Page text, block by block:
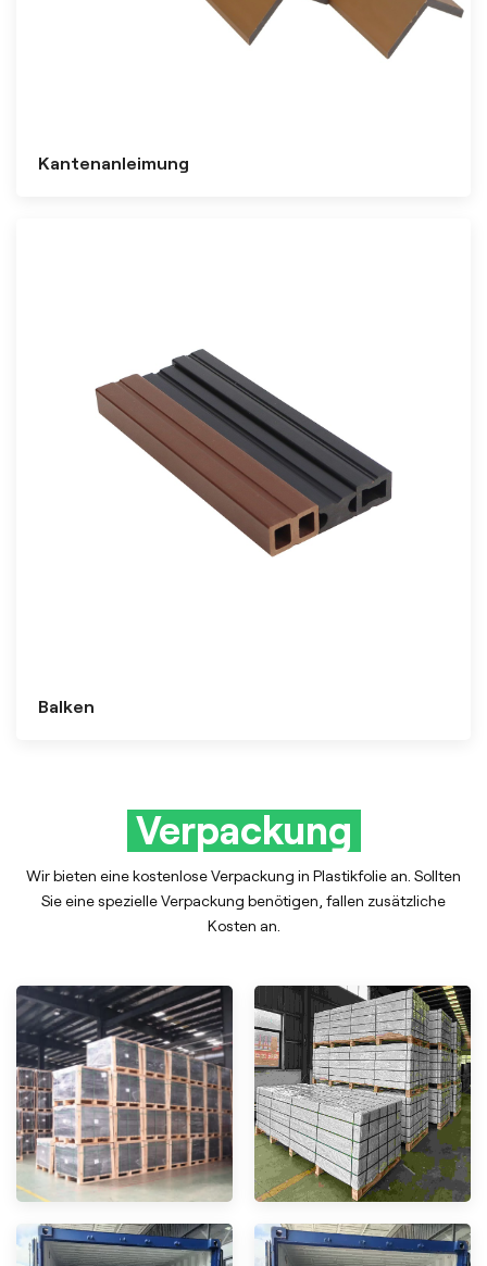
Kantenanleimung
Balken
Verpackung
Wir bieten eine kostenlose Verpackung in Plastikfolie an. Sollten
Sie eine spezielle Verpackung benötigen, fallen zusätzliche
Kosten an.